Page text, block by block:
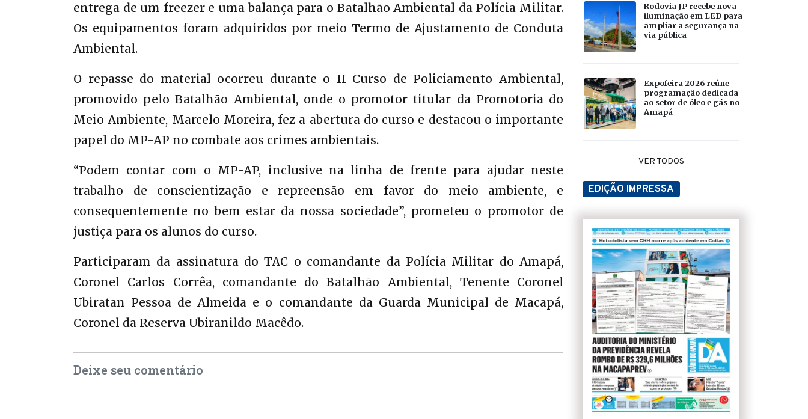
entrega de um freezer e uma balança para o Batalhão Ambiental da Polícia Militar.
Os equipamentos foram adquiridos por meio Termo de Ajustamento de Conduta
Ambiental.
O repasse do material ocorreu durante o II Curso de Policiamento Ambiental,
promovido pelo Batalhão Ambiental, onde o promotor titular da Promotoria do
Meio Ambiente, Marcelo Moreira, fez a abertura do curso e destacou o importante
papel do MP-AP no combate aos crimes ambientais.
“Podem contar com o MP-AP, inclusive na linha de frente para ajudar neste
trabalho de conscientização e repreensão em favor do meio ambiente, e
consequentemente no bem estar da nossa sociedade”, prometeu o promotor de
justiça para os alunos do curso.
Participaram da assinatura do TAC o comandante da Polícia Militar do Amapá,
Coronel Carlos Corrêa, comandante do Batalhão Ambiental, Tenente Coronel
Ubiratan Pessoa de Almeida e o comandante da Guarda Municipal de Macapá,
Coronel da Reserva Ubiranildo Macêdo.
Deixe seu comentário
Rodovia JP recebe nova
iluminação em LED para
ampliar a segurança na
via pública
Expofeira 2026 reúne
programação dedicada
ao setor de óleo e gás no
Amapá
VER TODOS
EDIÇÃO IMPRESSA